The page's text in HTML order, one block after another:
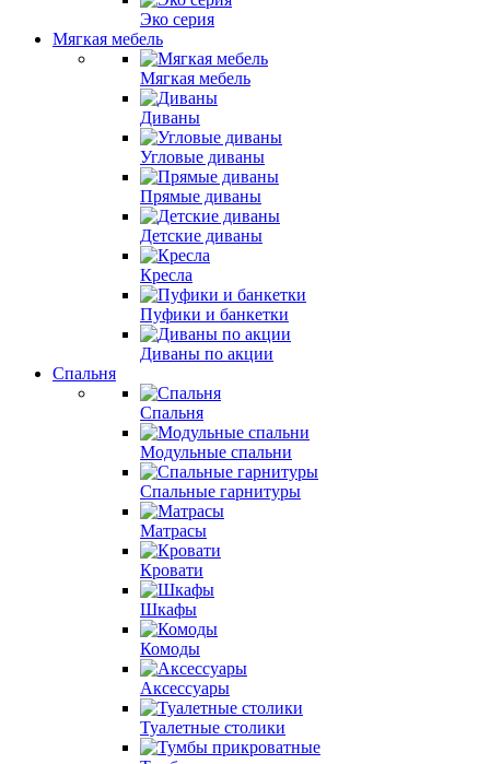
Эко серия
Мягкая мебель
Мягкая мебель
Диваны
Угловые диваны
Прямые диваны
Детские диваны
Кресла
Пуфики и банкетки
Диваны по акции
Спальня
Спальня
Модульные спальни
Спальные гарнитуры
Матрасы
Кровати
Шкафы
Комоды
Аксессуары
Туалетные столики